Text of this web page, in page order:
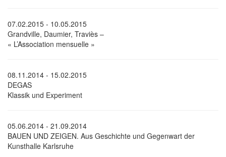
07.02.2015 - 10.05.2015
Grandville, Daumier, Traviès –
« L’Association mensuelle »
08.11.2014 - 15.02.2015
DEGAS
Klassik und Experiment
05.06.2014 - 21.09.2014
BAUEN UND ZEIGEN. Aus Geschichte und Gegenwart der
Kunsthalle Karlsruhe